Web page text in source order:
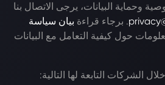
وحماية البيانات، يرجى الاتصال بنا
. برجاء قراءة بيان سياسة
حول كيفية التعامل مع البيانات